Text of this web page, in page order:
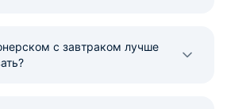
с завтраком лучше